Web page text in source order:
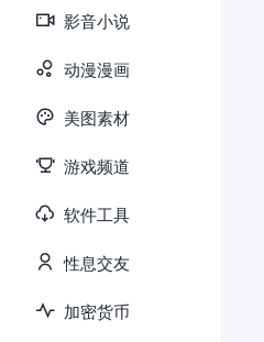
影音小说
动漫漫画
美图素材
游戏频道
软件工具
性息交友
加密货币